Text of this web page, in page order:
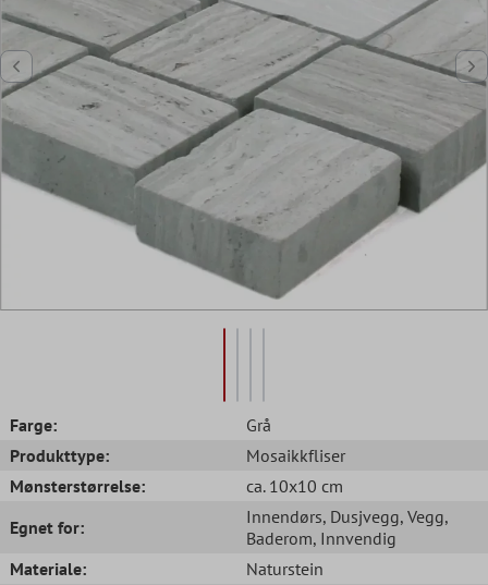
Farge:
Grå
Produkttype:
Mosaikkfliser
Mønsterstørrelse:
ca. 10x10 cm
Egnet for:
Innendørs, Dusjvegg, Vegg,
Baderom, Innvendig
Materiale:
Naturstein